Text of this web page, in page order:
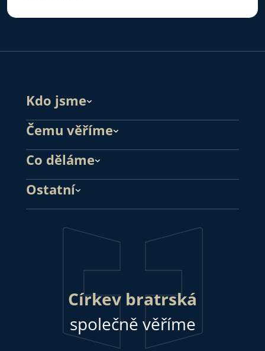
Kdo jsme
Čemu věříme
Co děláme
Ostatní
Církev bratrská
společně věříme